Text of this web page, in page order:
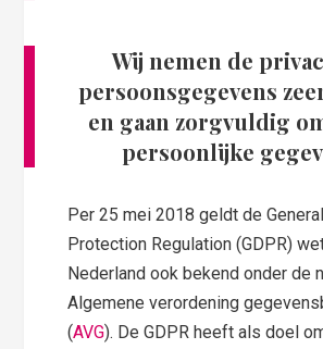
Wij nemen de
persoonsgegevens
en gaan zorgvuldig
persoonlijke
Per 25 mei 2018 geldt de
Protection Regulation (GDPR)
Nederland ook bekend onder de
Algemene verordening
(AVG). De GDPR heeft als doel